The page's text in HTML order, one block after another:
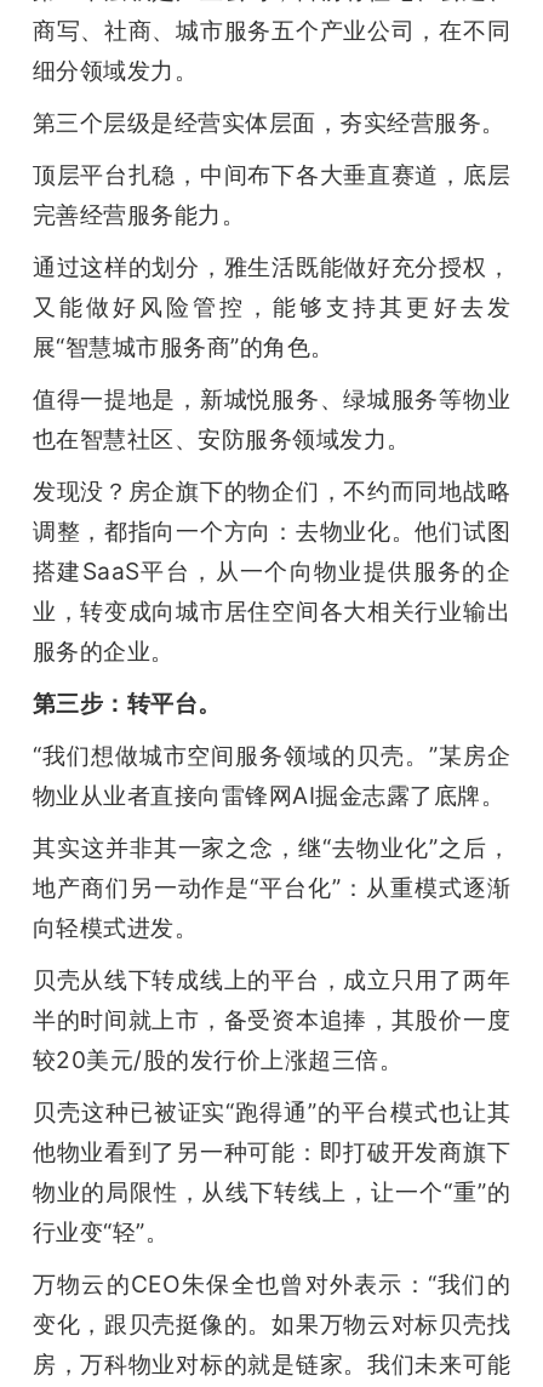
商写、社商、城市服务五个产业公司，在不同
细分领域发力。
第三个层级是经营实体层面，夯实经营服务。
顶层平台扎稳，中间布下各大垂直赛道，底层
完善经营服务能力。
通过这样的划分，雅生活既能做好充分授权，
又能做好风险管控，能够支持其更好去发
展“智慧城市服务商”的角色。
值得一提地是，新城悦服务、绿城服务等物业
也在智慧社区、安防服务领域发力。
发现没？房企旗下的物企们，不约而同地战略
调整，都指向一个方向：去物业化。他们试图
搭建SaaS平台，从一个向物业提供服务的企
业，转变成向城市居住空间各大相关行业输出
服务的企业。
第三步：转平台。
“我们想做城市空间服务领域的贝壳。”某房企
物业从业者直接向雷锋网AI掘金志露了底牌。
其实这并非其一家之念，继“去物业化”之后，
地产商们另一动作是“平台化”：从重模式逐渐
向轻模式进发。
贝壳从线下转成线上的平台，成立只用了两年
半的时间就上市，备受资本追捧，其股价一度
较20美元/股的发行价上涨超三倍。
贝壳这种已被证实“跑得通”的平台模式也让其
他物业看到了另一种可能：即打破开发商旗下
物业的局限性，从线下转线上，让一个“重”的
行业变“轻”。
万物云的CEO朱保全也曾对外表示：“我们的
变化，跟贝壳挺像的。如果万物云对标贝壳找
房，万科物业对标的就是链家。我们未来可能